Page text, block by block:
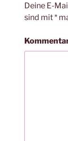
Deine E-
sind mit*